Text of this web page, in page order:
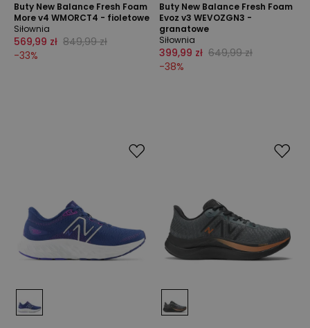
Buty New Balance Fresh Foam
More v4 WMORCT4 - fioletowe
Siłownia
569,99 zł 849,99 zł
-33%
Buty New Balance Fresh Foam
Evoz v3 WEVOZGN3 -
granatowe
Siłownia
399,99 zł 649,99 zł
-38%